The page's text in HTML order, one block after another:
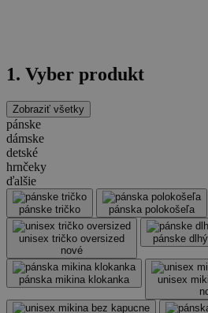
1. Vyber produkt
Zobraziť všetky
pánske
dámske
detské
hrnčeky
ďalšie
pánske tričko pánska polokošeľa
unisex tričko oversized
nové
pánske
pánska mikina klokanka
unisex